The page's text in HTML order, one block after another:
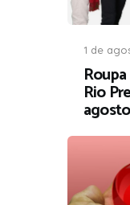
1 de
Rio
agosto